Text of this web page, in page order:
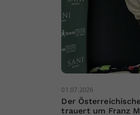
01.07.2026
Der
trauert um Franz